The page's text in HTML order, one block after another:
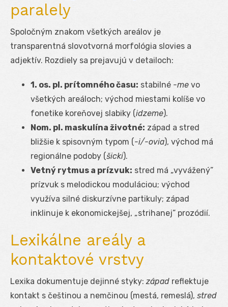
paralely
Spoločným znakom všetkých areálov je
transparentná slovotvorná morfológia slovies a
adjektív. Rozdiely sa prejavujú v detailoch:
1. os. pl. prítomného času: stabilné -me vo
všetkých areáloch; východ miestami kolíše vo
fonetike koreňovej slabiky (idzeme).
Nom. pl. maskulína životné: západ a stred
bližšie k spisovným typom (-i/-ovia), východ má
regionálne podoby (šicki).
Vetný rytmus a prízvuk: stred má „vyvážený”
prízvuk s melodickou moduláciou; východ
využíva silné diskurzívne partikuly; západ
inklinuje k ekonomickejšej, „strihanej” prozódií.
Lexikálne areály a
kontaktové vrstvy
Lexika dokumentuje dejinné styky:západ reflektuje
kontakt s češtinou a nemčinou (mestá, remeslá), stred